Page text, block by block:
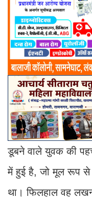
डूबने वाले युवक की
में हुई है, जो मूल रूप से
था। फिलहाल वह